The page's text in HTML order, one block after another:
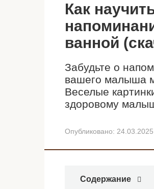
Как
ванной
Забудьте о
вашего малыша
Веселые
здоровому
Опубликовано: 24.03.2025
Содержание